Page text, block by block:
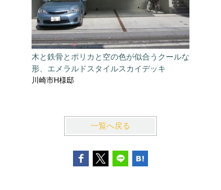
木と鉄骨とポリカと空の色が似合うクールな
形、エメラルドスタイルスカイデッキ
川崎市H様邸
一覧へ戻る